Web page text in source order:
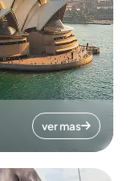
ver mas